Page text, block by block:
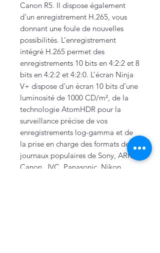
Canon R5. Il dispose également
d’un enregistrement H.265, vous
donnant une foule de nouvelles
possibilités. L’enregistrement
intégré H.265 permet des
enregistrements 10 bits en 4:2:2 et 8
bits en 4:2:2 et 4:2:0. L’écran Ninja
V+ dispose d’un écran 10 bits d’une
luminosité de 1000 CD/m², de la
technologie AtomHDR pour la
surveillance précise de vos
enregistrements log-gamma et de
la prise en charge des formats de
journaux populaires de Sony, ARRI,
Canon, JVC, Panasonic, Nikon,